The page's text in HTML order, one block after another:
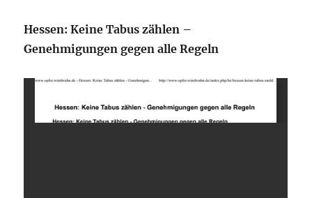
Hessen: Keine Tabus zählen –
Genehmigungen gegen alle Regeln